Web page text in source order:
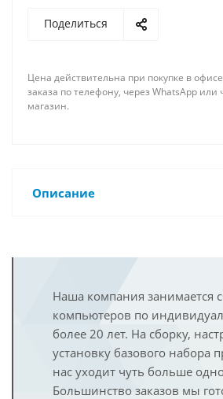
Поделиться
Цена действительна при покупке в
заказа по телефону, через WhatsApp или
магазин.
Описание
Наша компания занимается
компьютеров по
более 20 лет. На сборку,
установку базового набора
нас уходит чуть больше
Большинство заказов мы